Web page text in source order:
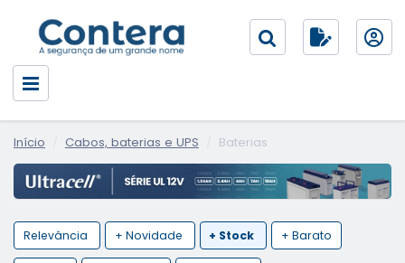
Início Cabos, baterias e UPS Baterias
Relevância + Novidade + Stock + Barato